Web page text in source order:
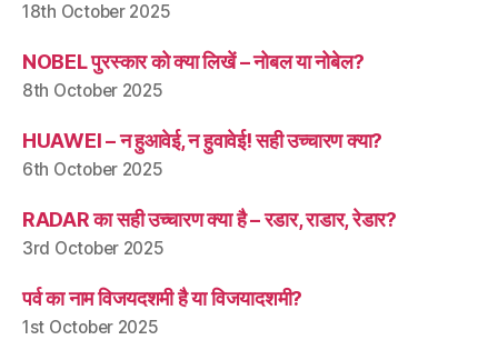
18th October 2025
NOBEL पुरस्कार को क्या लिखें – नोबल या नोबेल?
8th October 2025
HUAWEI – न हुआवेई, न हुवावेई! सही उच्चारण क्या?
6th October 2025
RADAR का सही उच्चारण क्या है – रडार, राडार, रेडार?
3rd October 2025
पर्व का नाम विजयदशमी है या विजयादशमी?
1st October 2025